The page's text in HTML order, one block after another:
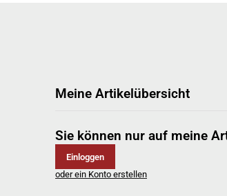
Meine Artikelübersicht
Sie können nur auf meine
Einloggen
oder ein Konto erstellen